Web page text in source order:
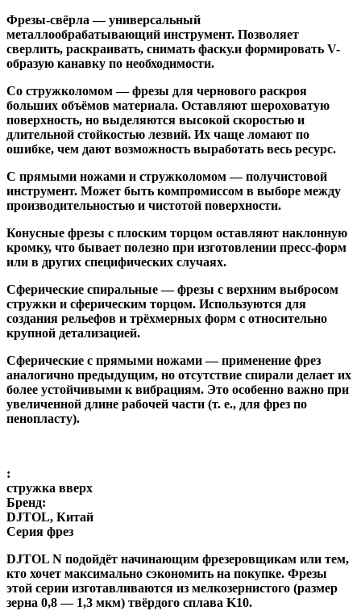
Фрезы-свёрла — универсальный
металлообрабатывающий инструмент. Позволяет
сверлить, раскраивать, снимать фаску.и формировать V-
образую канавку по необходимости.
Со стружколомом— фрезы для чернового раскроя
больших объёмов материала. Оставляют шероховатую
поверхность, но выделяются высокой скоростью и
длительной стойкостью лезвий. Их чаще ломают по
ошибке, чем дают возможность выработать весь ресурс.
С прямыми ножами и стружколомом— получистовой
инструмент. Может быть компромиссом в выборе между
производительностью и чистотой поверхности.
Конусные фрезы с плоским торцом оставляют наклонную
кромку, что бывает полезно при изготовлении пресс-форм
или в других специфических случаях.
Сферические спиральные— фрезы с верхним выбросом
стружки и сферическим торцом. Используются для
создания рельефов и трёхмерных форм с относительно
крупной детализацией.
Сферические с прямыми ножами— применение фрез
аналогично предыдущим, но отсутствие спирали делает их
более устойчивыми к вибрациям. Это особенно важно при
увеличенной длине рабочей части (т. е., для фрез по
пенопласту).
:
стружка вверх
Бренд:
DJTOL, Китай
Серия фрез
DJTOL N подойдёт начинающим фрезеровщикам или тем,
кто хочет максимально сэкономить на покупке. Фрезы
этой серии изготавливаются из мелкозернистого (размер
зерна 0,8 — 1,3 мкм) твёрдого сплава K10.